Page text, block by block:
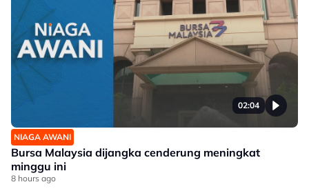
02:04
NIAGA AWANI
Bursa Malaysia dijangka cenderung meningkat
minggu ini
8 hours ago